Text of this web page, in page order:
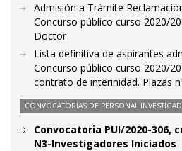
Admisión a Trámite
Concurso público curso 2020/
Doctor
Lista definitiva de aspirantes
Concurso público curso 2020/
contrato de interinidad. Plazas
CONVOCATORIAS DE PERSONAL
Convocatoria PUI/2020-306,
N3-Investigadores Iniciados